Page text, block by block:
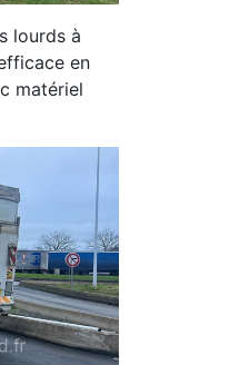
lourds à
en
matériel